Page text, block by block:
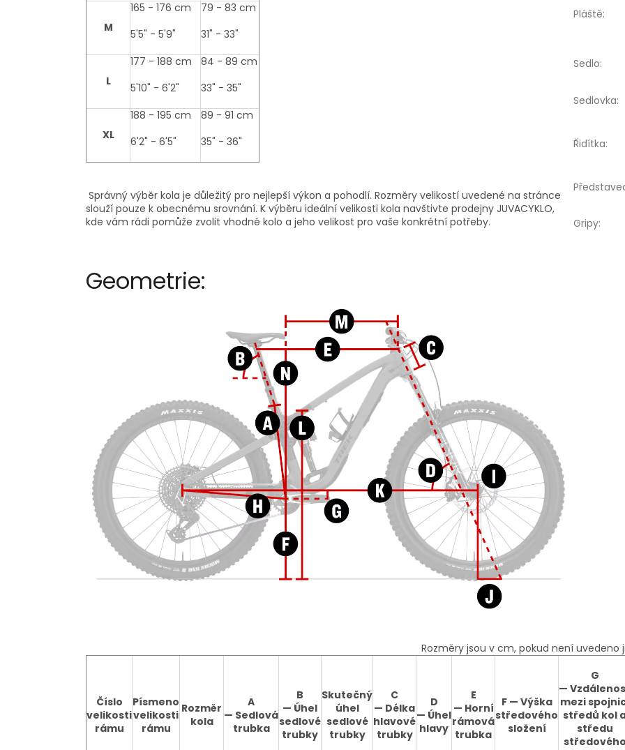
M
165 - 176 cm
5'5" - 5'9"
79 - 83 cm
31" - 33"
L
177 - 188 cm
5'10" - 6'2"
84 - 89 cm
33" - 35"
XL
188 - 195 cm
6'2" - 6'5"
89 - 91 cm
35" - 36"
Správný výběr kola je důležitý pro nejlepší výkon a pohodlí. Rozměry velikostí uvedené na stránce
slouží pouze k obecnému srovnání. K výběru ideální velikosti kola navštivte prodejny JUVACYKLO,
kde vám rádi pomůže zvolit vhodné kolo a jeho velikost pro vaše konkrétní potřeby.
Geometrie:
Rozměry jsou v cm, pokud není uvedeno
Číslo
velikosti
rámu
Písmeno
velikosti
rámu
Rozměr
kola
A
— Sedlová
trubka
B
— Úhel
sedlové
trubky
Skutečný
úhel
sedlové
trubky
C
— Délka
hlavové
trubky
D
— Úhel
hlavy
E
— Horní
rámová
trubka
F — Výška
středového
složení
G
—
mezi
středů kol
středu
středového
Pláště:
Sedlo:
Sedlovka:
Řidítka:
Gripy: